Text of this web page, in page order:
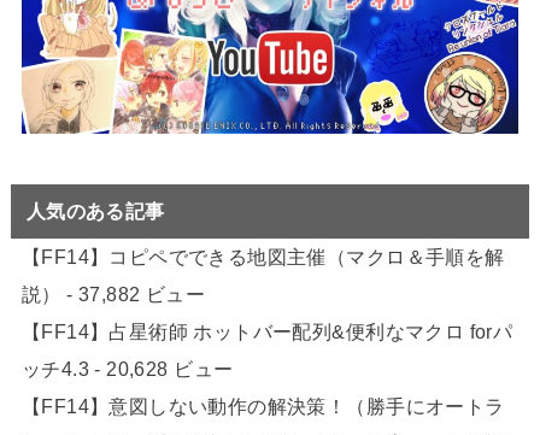
人気のある記事
【FF14】コピペでできる地図主催（マクロ＆手順を解
説）
- 37,882 ビュー
【FF14】占星術師 ホットバー配列&便利なマクロ forパ
ッチ4.3- 20,628 ビュー
【FF14】意図しない動作の解決策！（勝手にオートラ